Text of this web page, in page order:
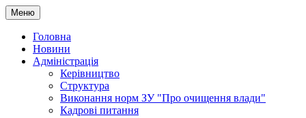
Меню
Головна
Новини
Адміністрація
Керівництво
Структура
Виконання норм ЗУ "Про очищення влади"
Кадрові питання